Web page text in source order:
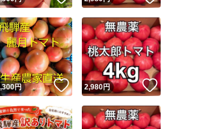
フリマが定めた一定の基準を満たしたユーザーにバ
引出品者
心取引出品者 Yahoo!フリマの基準をクリアした安
績
引実績◯+ このユーザーはYahoo!フリマの取引
この商品の情報をコピーしま
商品画像の無断転載は禁止されています
コピーは1商品につき1回です
！
円 いいね！
2,980円 いいね！